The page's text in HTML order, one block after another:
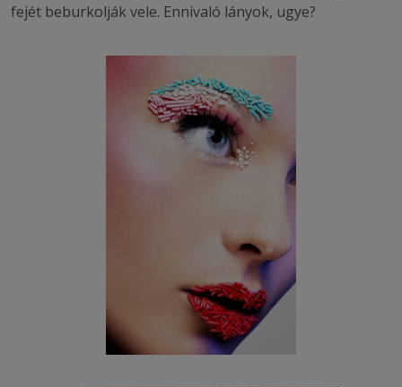
fejét beburkolják vele. Ennivaló lányok, ugye?